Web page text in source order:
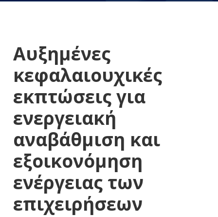
Αυξημένες
κεφαλαιουχικές
εκπτώσεις για
ενεργειακή
αναβάθμιση και
εξοικονόμηση
ενέργειας των
επιχειρήσεων